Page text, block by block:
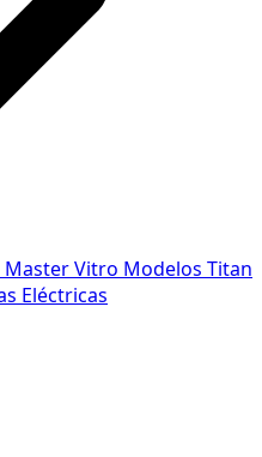
Vitro Modelos Titan
Eléctricas